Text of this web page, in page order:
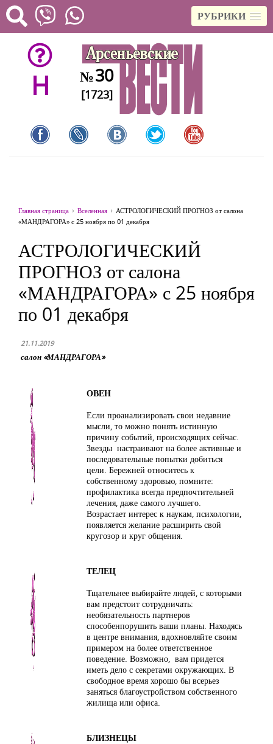
РУБРИКИ
H №30
[1723]
Главная страница Вселенная
АСТРОЛОГИЧЕСКИЙ ПРОГНОЗ от салона
«МАНДРАГОРА» с 25 ноября по 01 декабря
АСТРОЛОГИЧЕСКИЙ
ПРОГНОЗ от салона
«МАНДРАГОРА» с 25 ноября
по 01 декабря
21.11.2019
салон «МАНДРАГОРА»
ОВЕН
Если проанализировать свои недавние
мысли, то можно понять истинную
причину событий, происходящих сейчас.
Звезды настраивают на более активные и
последовательные попытки добиться
цели. Бережней относитесь к
собственному здоровью, помните:
профилактика всегда предпочтительней
лечения, даже самого лучшего.
Возрастает интерес к наукам, психологии,
появляется желание расширить свой
кругозор и круг общения.
ТЕЛЕЦ
Тщательнее выбирайте людей, с которыми
вам предстоит сотрудничать:
необязательность партнеров
способенпорушить ваши планы. Находясь
в центре внимания, вдохновляйте своим
примером на более ответственное
поведение. Возможно, вам придется
иметь дело с секретами окружающих. В
свободное время хорошо бы всерьез
заняться благоустройством собственного
жилища или офиса.
БЛИЗНЕЦЫ